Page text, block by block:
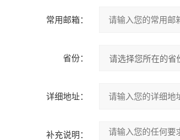
常用邮箱：
省份：
详细地址：
补充说明：